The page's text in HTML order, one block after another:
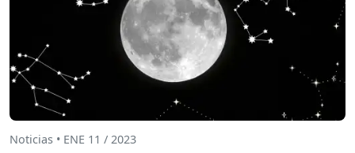
Noticias • ENE 11 / 2023